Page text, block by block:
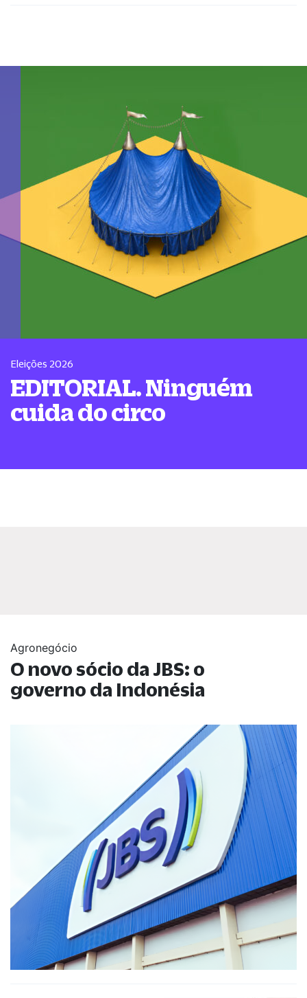
Eleições 2026
EDITORIAL. Ninguém
cuida do circo
Agronegócio
O novo sócio da JBS: o
governo da Indonésia